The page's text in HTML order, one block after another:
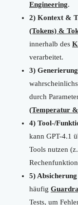
Engineering.
2) Kontext &
(Tokens) &
innerhalb des
verarbeitet.
3)
durch
(Temperatur
4) Tool-/
kann GPT-4.1
Tools nutzen
5)
häufig
Tests, um